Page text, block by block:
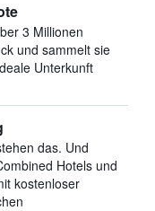
3 Millionen
und sammelt sie
Unterkunft
das. Und
Hotels und
kostenloser